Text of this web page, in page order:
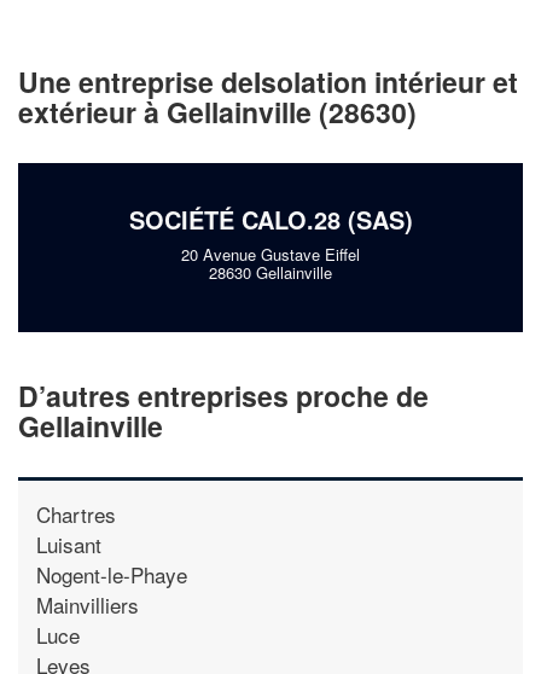
Une entreprise deIsolation intérieur et
extérieur à Gellainville (28630)
SOCIÉTÉ CALO.28 (SAS)
20 Avenue Gustave Eiffel
28630 Gellainville
D’autres entreprises proche de
Gellainville
Chartres
Luisant
Nogent-le-Phaye
Mainvilliers
Luce
Leves